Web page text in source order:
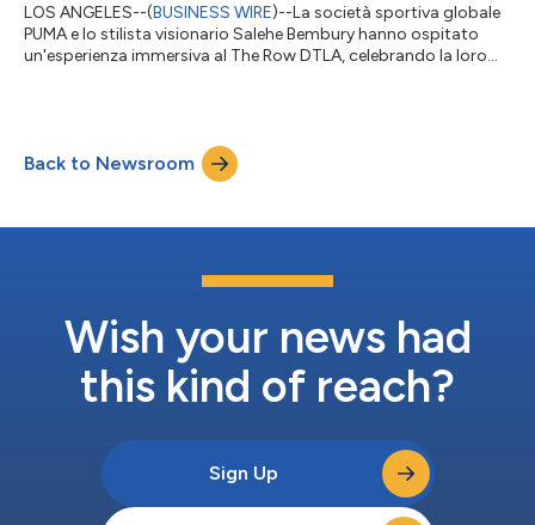
LOS ANGELES--(BUSINESS WIRE)--La società sportiva globale
PUMA e lo stilista visionario Salehe Bembury hanno ospitato
un'esperienza immersiva al The Row DTLA, celebrando la loro
nel mondo creativo alla base del sodalizio. Sullo sfondo di Los
Angeles, l'evento ha portato il calcio oltre il campo da gioco e
Back to Newsroom
Wish your news had
this kind of reach?
Sign Up